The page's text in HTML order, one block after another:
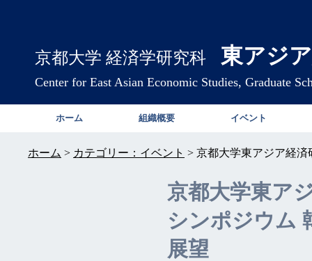
京都大学 経済学研究科 東アジ
Center for East Asian Economic Studies, Graduate
ホーム 組織概要 イベント
ホーム > カテゴリー：イベント > 京都大学東アジア経
京都大学東ア
シンポジウム
展望